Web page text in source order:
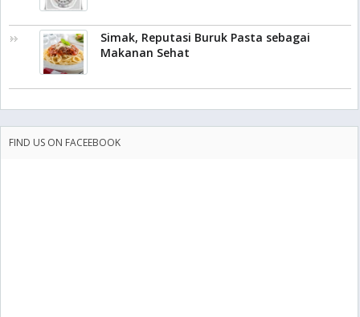
Simak, Reputasi Buruk Pasta sebagai
Makanan Sehat
FIND US ON FACEEBOOK